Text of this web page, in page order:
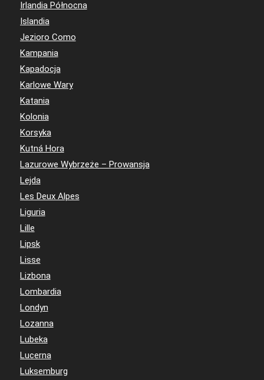
Irlandia Północna
Islandia
Jezioro Como
Kampania
Kapadocja
Karlowe Wary
Katania
Kolonia
Korsyka
Kutná Hora
Lazurowe Wybrzeże – Prowansja
Lejda
Les Deux Alpes
Liguria
Lille
Lipsk
Lisse
Lizbona
Lombardia
Londyn
Lozanna
Lubeka
Lucerna
Luksemburg